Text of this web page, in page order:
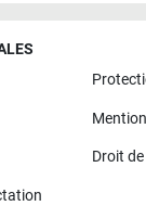
Droit